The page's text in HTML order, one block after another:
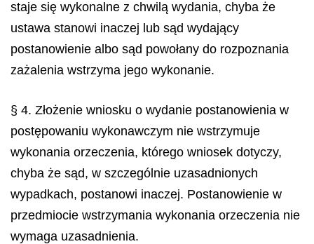
staje się wykonalne z chwilą wydania, chyba że
ustawa stanowi inaczej lub sąd wydający
postanowienie albo sąd powołany do rozpoznania
zażalenia wstrzyma jego wykonanie.
§ 4. Złożenie wniosku o wydanie postanowienia w
postępowaniu wykonawczym nie wstrzymuje
wykonania orzeczenia, którego wniosek dotyczy,
chyba że sąd, w szczególnie uzasadnionych
wypadkach, postanowi inaczej. Postanowienie w
przedmiocie wstrzymania wykonania orzeczenia nie
wymaga uzasadnienia.